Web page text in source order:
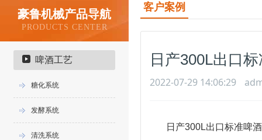
豪鲁机械产品导航
PRODUCTS CENTER
啤酒工艺
糖化系统
发酵系统
清洗系统
客户案例
日产300L出口
2022-07-29 14:06:29
日产300L出口标准啤